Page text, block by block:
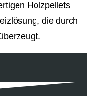
Holzpellets
die durch